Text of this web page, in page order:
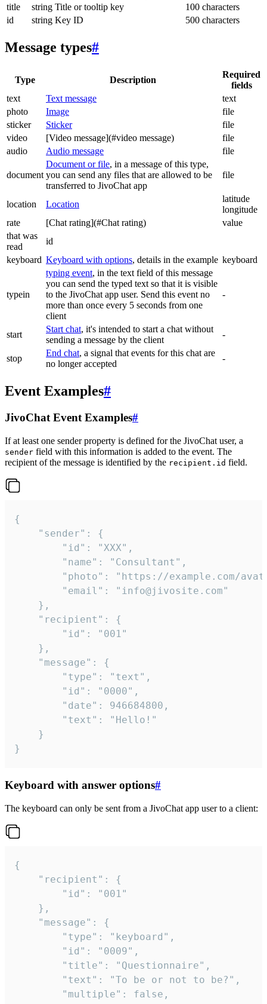
title
string Title or tooltip key
100 characters
id
string Key ID 500 characters
Message types#
Type Description
Required
fields
text
Text message
text
photo
Image
file
sticker
Sticker
file
video
[Video message](#video message)
file
audio
Audio message file
document
Document or file, in a message of this type,
you can send any files that are allowed to be
transferred to JivoChat app
file
location Location
latitude
longitude
rate
[Chat rating](#Chat rating)
value
that was
read
id
keyboard Keyboard with options, details in the example keyboard
typein
typing event, in the text field of this message
you can send the typed text so that it is visible
to the JivoChat app user. Send this event no
more than once every 5 seconds from one
client
-
start
Start chat, it's intended to start a chat without
sending a message by the client
-
stop
End chat, a signal that events for this chat are
no longer accepted
-
Event Examples#
JivoChat Event Examples#
If at least one sender property is defined for the JivoChat user, a
sender field with this information is added to the event. The
recipient of the message is identified by the recipient.id field.
{
}
Keyboard with answer options#
The keyboard can only be sent from a JivoChat app user to a client:
{